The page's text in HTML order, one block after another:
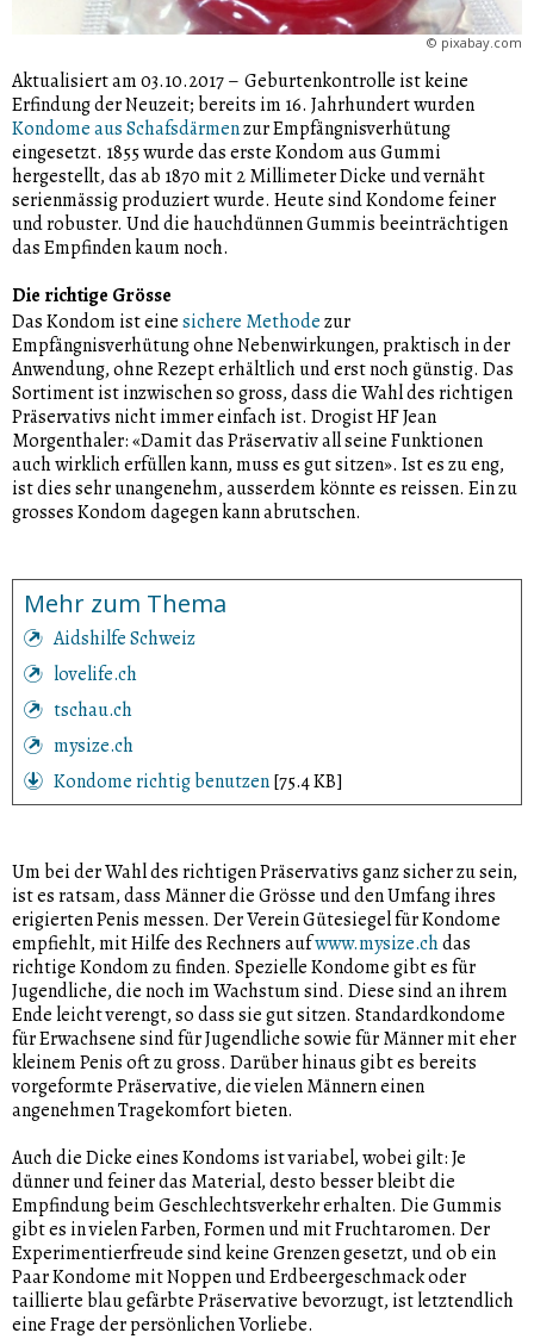
© pixabay.com
Aktualisiert am 03.10.2017– Geburtenkontrolle ist keine
Erfindung der Neuzeit; bereits im 16. Jahrhundert wurden
Kondome aus Schafsdärmenzur Empfängnisverhütung
eingesetzt. 1855 wurde das erste Kondom aus Gummi
hergestellt, das ab 1870 mit 2 Millimeter Dicke und vernäht
serienmässig produziert wurde. Heute sind Kondome feiner
und robuster. Und die hauchdünnen Gummis beeinträchtigen
das Empfinden kaum noch.
Die richtige Grösse
Das Kondom ist einesichere Methodezur
Empfängnisverhütung ohne Nebenwirkungen, praktisch in der
Anwendung, ohne Rezept erhältlich und erst noch günstig. Das
Sortiment ist inzwischen so gross, dass die Wahl des richtigen
Präservativs nicht immer einfach ist. Drogist HF Jean
Morgenthaler: «Damit das Präservativ all seine Funktionen
auch wirklich erfüllen kann, muss es gut sitzen». Ist es zu eng,
ist dies sehr unangenehm, ausserdem könnte es reissen. Ein zu
grosses Kondom dagegen kann abrutschen.
Mehr zum Thema
Aidshilfe Schweiz
lovelife.ch
tschau.ch
mysize.ch
Kondome richtig benutzen[75.4 KB]
Um bei der Wahl des richtigen Präservativs ganz sicher zu sein,
ist es ratsam, dass Männer die Grösse und den Umfang ihres
erigierten Penis messen. Der Verein Gütesiegel für Kondome
empfiehlt, mit Hilfe des Rechners aufwww.mysize.chdas
richtige Kondom zu finden. Spezielle Kondome gibt es für
Jugendliche, die noch im Wachstum sind. Diese sind an ihrem
Ende leicht verengt, so dass sie gut sitzen. Standardkondome
für Erwachsene sind für Jugendliche sowie für Männer mit eher
kleinem Penis oft zu gross. Darüber hinaus gibt es bereits
vorgeformte Präservative, die vielen Männern einen
angenehmen Tragekomfort bieten.
Auch die Dicke eines Kondoms ist variabel, wobei gilt: Je
dünner und feiner das Material, desto besser bleibt die
Empfindung beim Geschlechtsverkehr erhalten. Die Gummis
gibt es in vielen Farben, Formen und mit Fruchtaromen. Der
Experimentierfreude sind keine Grenzen gesetzt, und ob ein
Paar Kondome mit Noppen und Erdbeergeschmack oder
taillierte blau gefärbte Präservative bevorzugt, ist letztendlich
eine Frage der persönlichen Vorliebe.